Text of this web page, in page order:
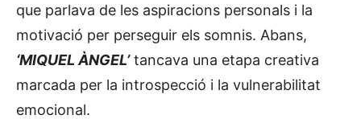
que parlava de les aspiracions personals i la
motivació per perseguir els somnis. Abans,
‘MIQUEL ÀNGEL’tancava una etapa creativa
marcada per la introspecció i la vulnerabilitat
emocional.